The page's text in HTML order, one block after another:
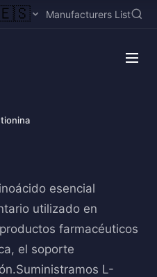
Manufacturers List
esencial
utilizado en
farmacéuticos
el soporte
L-